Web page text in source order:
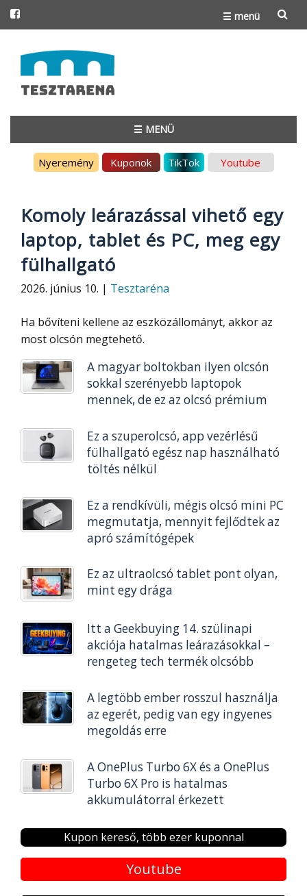
☰ menü
to
content
☰ MENÜ
Nyeremény Kuponok TikTok Youtube
Komoly leárazással vihető egy
laptop, tablet és PC, meg egy
fülhallgató
2026. június 10. | Tesztaréna
Ha bővíteni kellene az eszközállományt, akkor az
most olcsón megtehető.
A magyar boltokban ilyen olcsón
sokkal szerényebb laptopok
mennek, de ez az olcsó prémium
Ez a szuperolcsó, app vezérlésű
fülhallgató egész nap használható
töltés nélkül
Ez a rendkívüli, mégis olcsó mini PC
megmutatja, mennyit fejlődtek az
apró számítógépek
Ez az ultraolcsó tablet pont olyan,
mint egy drága
Itt a Geekbuying 14. szülinapi
akciója hatalmas leárazásokkal –
rengeteg tech termék olcsóbb
A legtöbb ember rosszul használja
az egerét, pedig van egy ingyenes
megoldás erre
A OnePlus Turbo 6X és a OnePlus
Turbo 6X Pro is hatalmas
akkumulátorral érkezett
Kupon kereső, több ezer kuponnal
Youtube